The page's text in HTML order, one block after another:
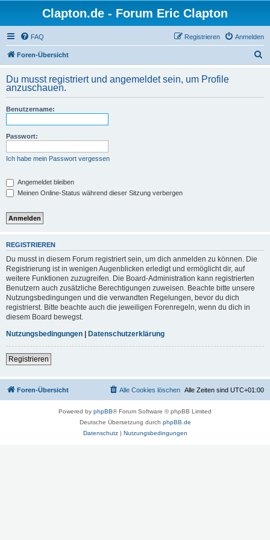
Clapton.de - Forum Eric Clapton
FAQ Anmelden
Registrieren
Foren-Übersicht
h
Du musst registriert und angemeldet sein, um Profile
anzuschauen.
Benutzername:
Passwort:
Ich habe mein Passwort vergessen
Angemeldet bleiben
Meinen Online-Status während dieser Sitzung verbergen
REGISTRIEREN
Du musst in diesem Forum registriert sein, um dich anmelden zu können. Die
Registrierung ist in wenigen Augenblicken erledigt und ermöglicht dir, auf
weitere Funktionen zuzugreifen. Die Board-Administration kann registrierten
Benutzern auch zusätzliche Berechtigungen zuweisen. Beachte bitte unsere
Nutzungsbedingungen und die verwandten Regelungen, bevor du dich
registrierst. Bitte beachte auch die jeweiligen Forenregeln, wenn du dich in
diesem Board bewegst.
Nutzungsbedingungen | Datenschutzerklärung
Registrieren
Foren-Übersicht Alle Zeiten sind UTC+01:00
Alle Cookies löschen
Powered by phpBB® Forum Software © phpBB Limited
Deutsche Übersetzung durch phpBB.de
Datenschutz| Nutzungsbedingungen